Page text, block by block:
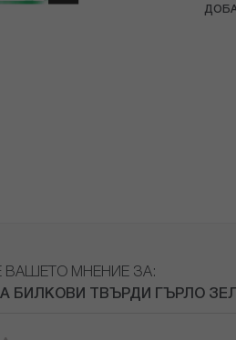
ВАШЕТО МНЕНИЕ ЗА:
БИЛКОВИ ТВЪРДИ ГЪРЛО